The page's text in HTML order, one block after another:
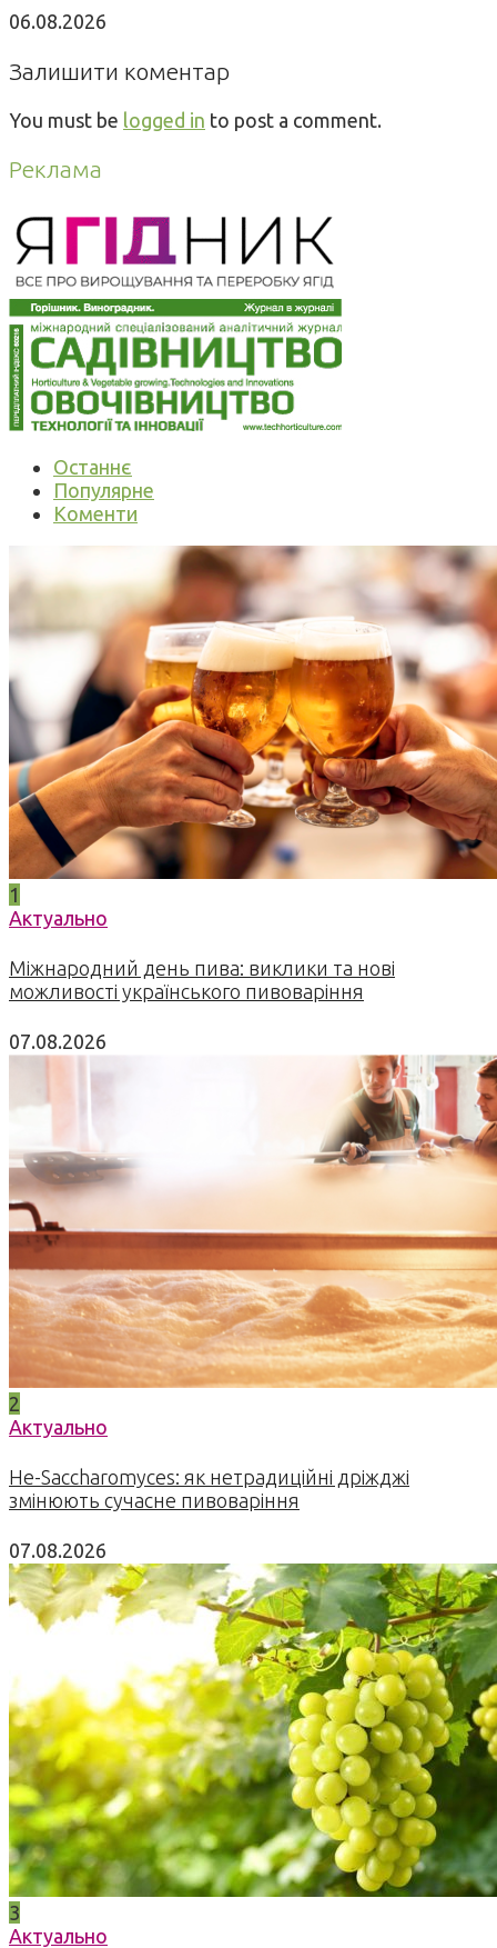
06.08.2026
Залишити коментар
You must be logged in to post a comment.
Реклама
Останнє
Популярне
Коменти
1
Актуально
Міжнародний день пива: виклики та нові
можливості українського пивоваріння
07.08.2026
2
Актуально
Не-Saccharomyces: як нетрадиційні дріжджі
змінюють сучасне пивоваріння
07.08.2026
3
Актуально